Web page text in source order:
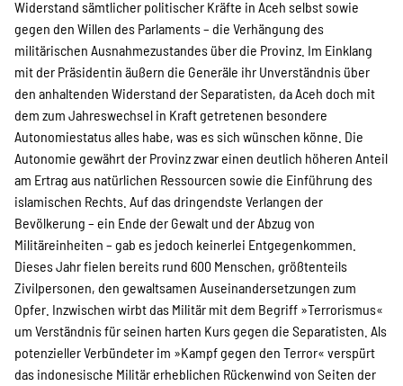
Widerstand sämtlicher politischer Kräfte in Aceh selbst sowie
gegen den Willen des Parlaments – die Verhängung des
militärischen Ausnahmezustandes über die Provinz. Im Einklang
mit der Präsidentin äußern die Generäle ihr Unverständnis über
den anhaltenden Widerstand der Separatisten, da Aceh doch mit
dem zum Jahreswechsel in Kraft getretenen besondere
Autonomiestatus alles habe, was es sich wünschen könne. Die
Autonomie gewährt der Provinz zwar einen deutlich höheren Anteil
am Ertrag aus natürlichen Ressourcen sowie die Einführung des
islamischen Rechts. Auf das dringendste Verlangen der
Bevölkerung – ein Ende der Gewalt und der Abzug von
Militäreinheiten – gab es jedoch keinerlei Entgegenkommen.
Dieses Jahr fielen bereits rund 600 Menschen, größtenteils
Zivilpersonen, den gewaltsamen Auseinandersetzungen zum
Opfer. Inzwischen wirbt das Militär mit dem Begriff »Terrorismus«
um Verständnis für seinen harten Kurs gegen die Separatisten. Als
potenzieller Verbündeter im »Kampf gegen den Terror« verspürt
das indonesische Militär erheblichen Rückenwind von Seiten der